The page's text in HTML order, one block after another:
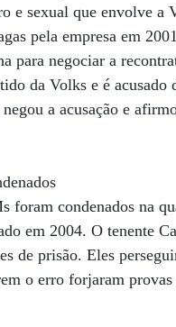
e sexual que envolve a
pela empresa em
para negociar a
da Volks e é acusado
a acusação e
foram condenados na
em 2004. O tenente
de prisão. Eles
o erro forjaram